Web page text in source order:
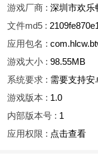
游戏厂商 : 深圳市欢乐
文件md5 :
应用包名 :
游戏大小 : 98.55MB
系统要求 : 需要支持安
游戏版本 : 1.0
内部版本号 : 1
应用权限 : 点击查看